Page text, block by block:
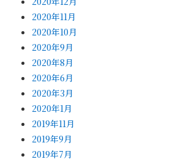
2020年11月
2020年10月
2020年9月
2020年8月
2020年6月
2020年3月
2020年1月
2019年11月
2019年9月
2019年7月